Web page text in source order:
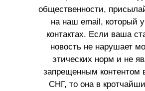
общественности,
на наш email, который
контактах. Если ваша
новость не нарушает
этических норм и не
запрещенным контентом
СНГ, то она в